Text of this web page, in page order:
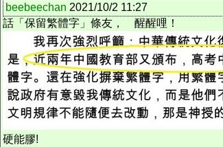
beebeechan 2021/10/2 11:27
話「保留繁體字」條友， 醒醒哩！
硬能膠!